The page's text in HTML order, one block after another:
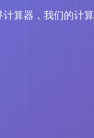
算器，我们的计